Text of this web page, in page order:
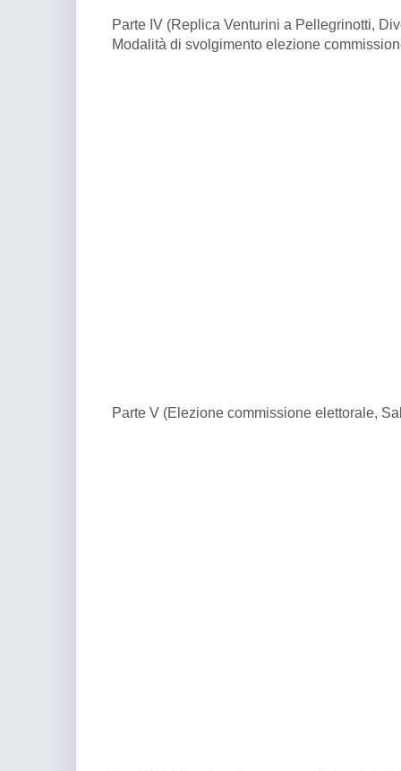
Parte IV (Replica Venturini a Pellegrinotti,
Modalità di svolgimento elezione
Parte V (Elezione commissione elettorale,